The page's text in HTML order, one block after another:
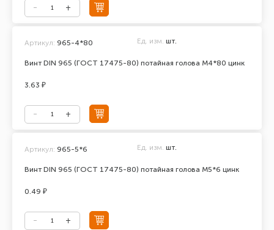
Винт DIN 965 (ГОСТ 17475-80) потайная голова М4*80 цинк
Артикул: 965-4*80 Ед. изм. шт.
3.63 ₽
Винт DIN 965 (ГОСТ 17475-80) потайная голова М5*6 цинк
Артикул: 965-5*6 Ед. изм. шт.
0.49 ₽